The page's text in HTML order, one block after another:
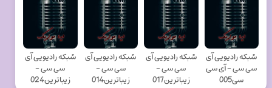
شبکه رادیویی آی
سی سی - آی سی
سی005
شبکه رادیویی آی
سی سی -
زیباترین017
شبکه رادیویی آی
سی سی -
زیباترین014
شبکه رادیویی آی
سی سی -
زیباترین024